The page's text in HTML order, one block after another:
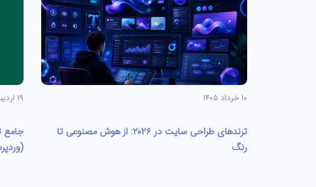
۱۰ خرداد ۱۴۰۵
ترندهای طراحی سایت در ۲۰۲۶: از هوش مصنوعی تا
رنگ
۱۹ اردیبهشت ۱۴۰۵